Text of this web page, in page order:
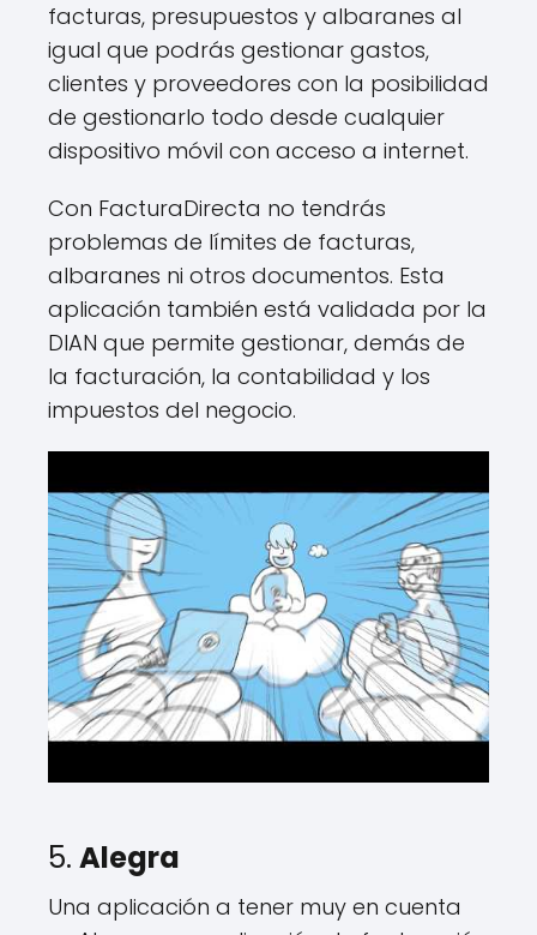
facturas, presupuestos y albaranes al
igual que podrás gestionar gastos,
clientes y proveedores con la posibilidad
de gestionarlo todo desde cualquier
dispositivo móvil con acceso a internet.
Con FacturaDirecta no tendrás
problemas de límites de facturas,
albaranes ni otros documentos. Esta
aplicación también está validada por la
DIAN que permite gestionar, demás de
la facturación, la contabilidad y los
impuestos del negocio.
5. Alegra
Una aplicación a tener muy en cuenta